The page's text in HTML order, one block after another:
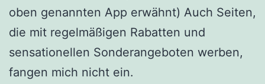
oben genannten App erwähnt) Auch Seiten,
die mit regelmäßigen Rabatten und
sensationellen Sonderangeboten werben,
fangen mich nicht ein.